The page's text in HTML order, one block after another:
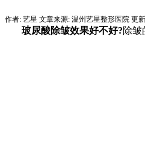
作者: 艺星 文章来源: 温州艺星整形医院 更
玻尿酸除皱效果好不好?除皱